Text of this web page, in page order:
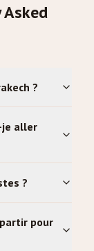
?
je aller
?
pour